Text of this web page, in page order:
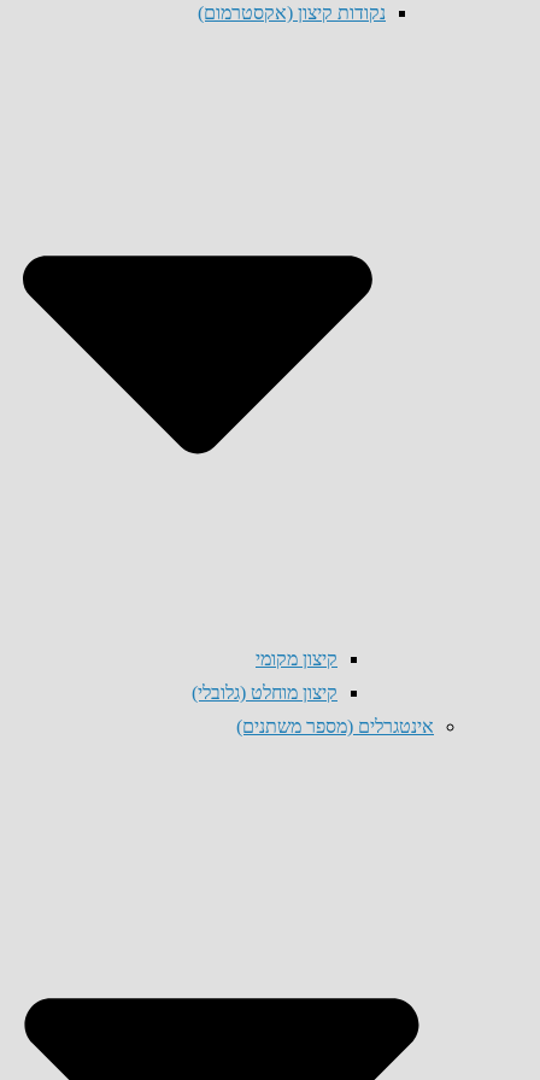
נקודות קיצון (אקסטרמום)
קיצון מקומי
קיצון מוחלט (גלובלי)
אינטגרלים (מספר משתנים)